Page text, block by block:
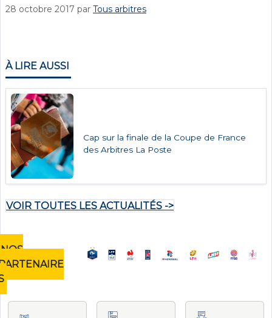
28 octobre 2017 par Tous arbitres
À LIRE AUSSI
Cap sur la finale de la Coupe de France
des Arbitres La Poste
VOIR TOUTES LES ACTUALITÉS ->
NOS